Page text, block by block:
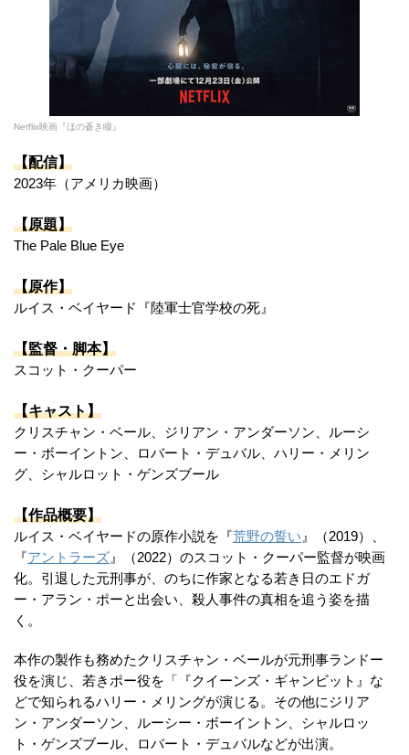
Netflix映画『ほの蒼き瞳』
【配信】
2023年（アメリカ映画）
【原題】
The Pale Blue Eye
【原作】
ルイス・ベイヤード『陸軍士官学校の死』
【監督・脚本】
スコット・クーパー
【キャスト】
クリスチャン・ベール、ジリアン・アンダーソン、ルーシ
ー・ボーイントン、ロバート・デュバル、ハリー・メリン
グ、シャルロット・ゲンズブール
【作品概要】
ルイス・ベイヤードの原作小説を『荒野の誓い 』（2019）、
『アントラーズ 』（2022）のスコット・クーパー監督が映画
化。引退した元刑事が、のちに作家となる若き日のエドガ
ー・アラン・ポーと出会い、殺人事件の真相を追う姿を描
く。
本作の製作も務めたクリスチャン・ベールが元刑事ランドー
役を演じ、若きポー役を「『クイーンズ・ギャンビット』な
どで知られるハリー・メリングが演じる。その他にジリア
ン・アンダーソン、ルーシー・ボーイントン、シャルロッ
ト・ゲンズブール、ロバート・デュバルなどが出演。